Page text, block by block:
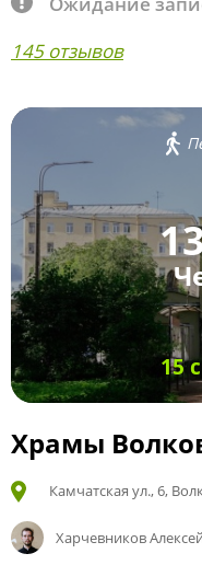
145 отзывов
15
Храмы
Камчатская ул., 6,
Харчевников